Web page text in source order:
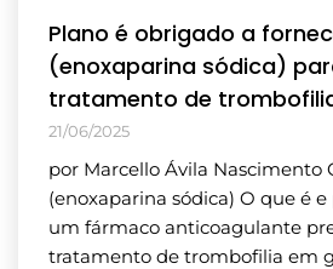
Plano é obrigado a
(enoxaparina sódica)
tratamento de
21/06/2025
por Marcello Ávila Nascimento
(enoxaparina sódica) O que é e
um fármaco anticoagulante
tratamento de trombofilia em